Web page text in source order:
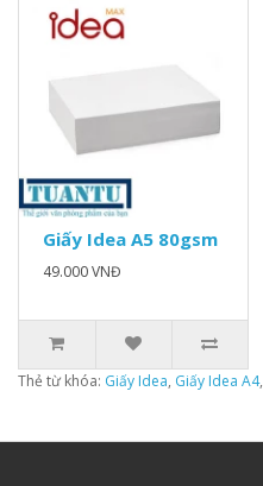
Giấy Idea A5 80gsm
49.000 VNĐ
Thẻ từ khóa: Giấy Idea, Giấy Idea A4,